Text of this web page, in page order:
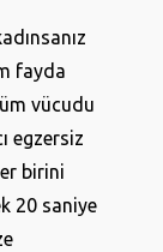
fayda
vücudu
egzersiz
birini
20 saniye